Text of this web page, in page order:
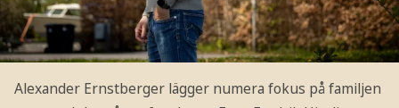
Alexander Ernstberger lägger numera fokus på familjen